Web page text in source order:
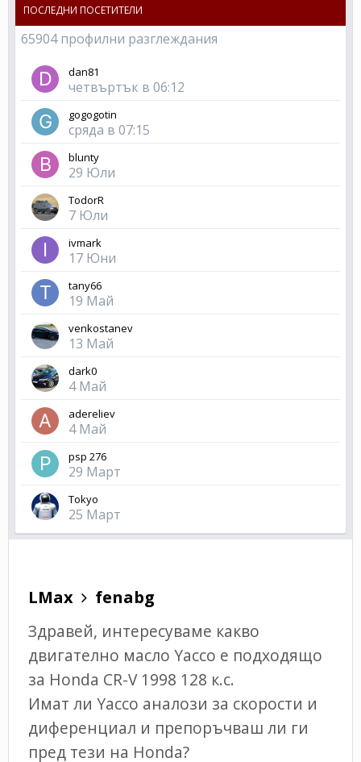
ПОСЛЕДНИ ПОСЕТИТЕЛИ
65904 профилни разглеждания
dan81
четвъртък в 06:12
gogogotin
сряда в 07:15
blunty
29 Юли
TodorR
7 Юли
ivmark
17 Юни
tany66
19 Май
venkostanev
13 Май
dark0
4 Май
adereliev
4 Май
psp 276
29 Март
Tokyo
25 Март
LMax
fenabg
Здравей, интересуваме какво
двигателно масло Yacco е подходящо
за Honda CR-V 1998 128 к.с.
Имат ли Yacco аналози за скорости и
диференциал и препоръчваш ли ги
пред тези на Honda?